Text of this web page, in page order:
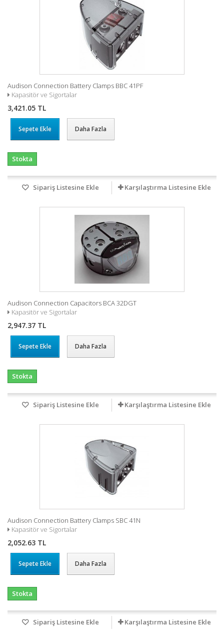
Audison Connection Battery Clamps BBC 41PF
Kapasitör ve Sigortalar
3,421.05 TL
Sepete Ekle Daha Fazla
Stokta
Sipariş Listesine Ekle Karşılaştırma Listesine Ekle
Audison Connection Capacitors BCA 32DGT
Kapasitör ve Sigortalar
2,947.37 TL
Sepete Ekle Daha Fazla
Stokta
Sipariş Listesine Ekle Karşılaştırma Listesine Ekle
Audison Connection Battery Clamps SBC 41N
Kapasitör ve Sigortalar
2,052.63 TL
Sepete Ekle Daha Fazla
Stokta
Sipariş Listesine Ekle Karşılaştırma Listesine Ekle